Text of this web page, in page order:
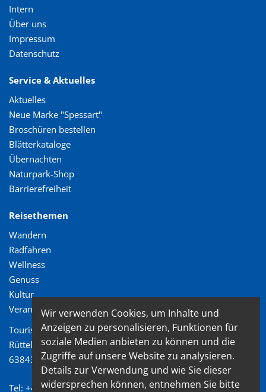
Intern
Über uns
Impressum
Datenschutz
Service & Aktuelles
Aktuelles
Neue Marke "Spessart"
Broschüren bestellen
Blätterkataloge
Übernachten
Naturpark-Shop
Barrierefreiheit
Reisethemen
Wandern
Radfahren
Wellness
Genuss
Kultur
Veranstaltungen
Tourismusverband Spessart-Mainland e.V.
Rüttelweg 7
63843 Niedernberg
Tel: +49 (0) 6028/ 99 89 72 2
Wir verwenden Cookies, um Inhalte und
Anzeigen zu personalisieren, Funktionen für
soziale Medien anbieten zu können und die
Zugriffe auf unsere Website zu analysieren.
Details zur Verwendung und wie Sie dieser
widersprechen können, entnehmen Sie bitte